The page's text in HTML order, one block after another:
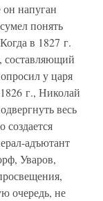
напуган
понять
в 1827 г.
составляющий
у царя
г., Николай
весь
создается
адъютант
Уваров,
очередь, не